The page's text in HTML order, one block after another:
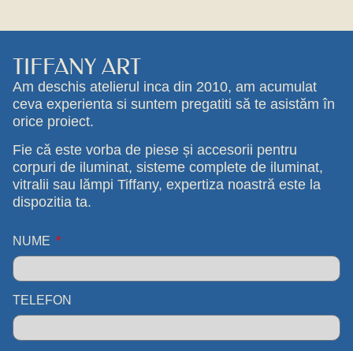
TIFFANY ART
Am deschis atelierul inca din 2010, am acumulat
ceva experienta si suntem pregatiti să te asistăm în
orice proiect.
Fie că este vorba de piese și accesorii pentru
corpuri de iluminat, sisteme complete de iluminat,
vitralii sau lămpi Tiffany, expertiza noastră este la
dispozitia ta.
NUME
TELEFON